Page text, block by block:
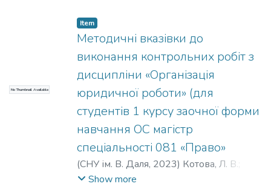
No Thumbnail Available
Item
Методичні вказівки до
виконання контрольних робіт з
дисципліни «Організація
юридичної роботи» (для
студентів 1 курсу заочної форми
навчання ОС магістр
спеціальності 081 «Право»
(СНУ ім. В. Даля, 2023) Котова, Л. В.
Розовський, Б. Г.
Show more